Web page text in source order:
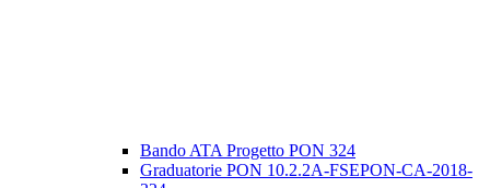
Bando ATA Progetto PON 324
Graduatorie PON 10.2.2A-FSEPON-CA-2018-